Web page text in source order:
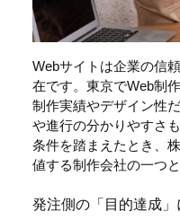
Webサイトは企業の信
在です。東京でWeb制
制作実績やデザイン性
や進行の分かりやすさ
条件を踏まえたとき、
値する制作会社の一つ
発注側の「目的達成